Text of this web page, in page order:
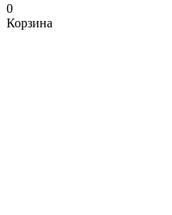
0
Корзина